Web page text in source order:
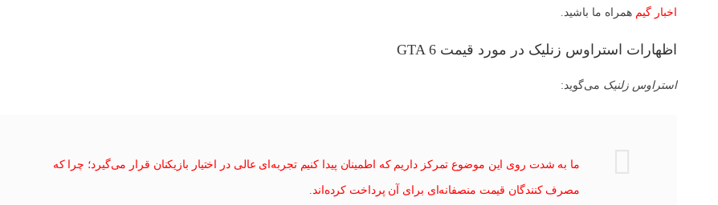
اخبار گیم همراه ما باشید.
اظهارات استراوس زنلیک در مورد قیمت GTA 6
استراوس زلنیک می‌گوید:
ما به شدت روی این موضوع تمرکز داریم که اطمینان پیدا کنیم تجربه‌ای عالی در اختیار بازیکنان قرار می‌گیرد؛ چرا که
مصرف کنندگان قیمت منصفانه‌ای برای آن پرداخت کرده‌اند.